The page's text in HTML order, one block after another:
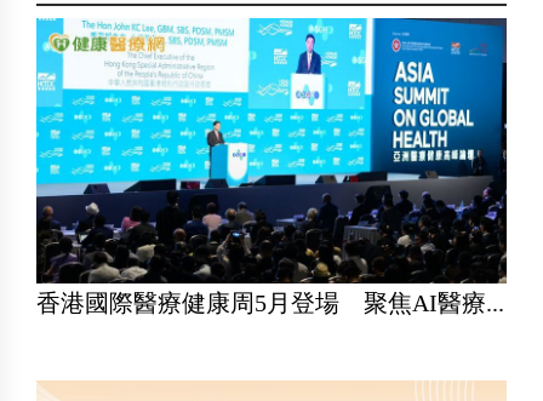
香港國際醫療健康周5月登場 聚焦AI醫療...